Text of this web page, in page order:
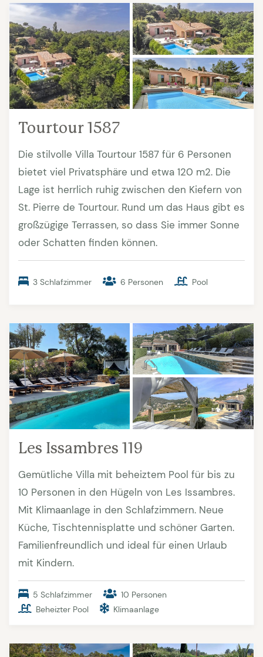
Tourtour 1587
Die stilvolle Villa Tourtour 1587 für 6 Personen
bietet viel Privatsphäre und etwa 120 m2. Die
Lage ist herrlich ruhig zwischen den Kiefern von
St. Pierre de Tourtour. Rund um das Haus gibt es
großzügige Terrassen, so dass Sie immer Sonne
oder Schatten finden können.
3 Schlafzimmer 6 Personen Pool
Les Issambres 119
Gemütliche Villa mit beheiztem Pool für bis zu
10 Personen in den Hügeln von Les Issambres.
Mit Klimaanlage in den Schlafzimmern. Neue
Küche, Tischtennisplatte und schöner Garten.
Familienfreundlich und ideal für einen Urlaub
mit Kindern.
5 Schlafzimmer
10 Personen
Beheizter Pool
Klimaanlage